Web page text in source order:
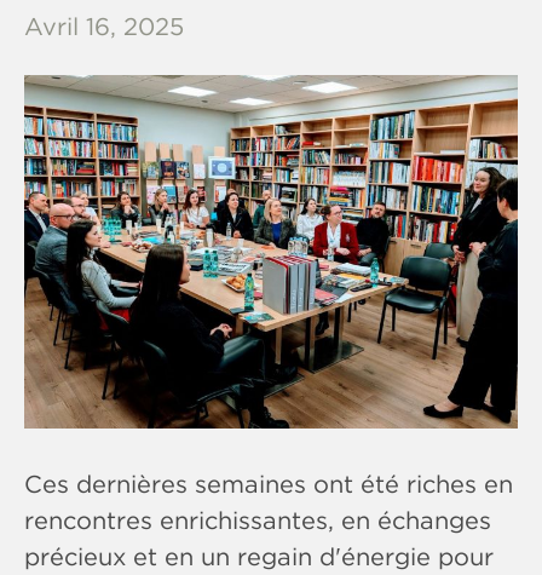
Avril 16, 2025
Ces dernières semaines ont été riches en
rencontres enrichissantes, en échanges
précieux et en un regain d'énergie pour